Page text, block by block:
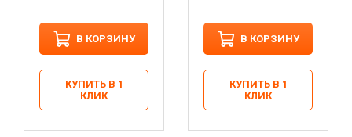
В КОРЗИНУ
КУПИТЬ В 1
КЛИК
В КОРЗИНУ
КУПИТЬ В 1
КЛИК